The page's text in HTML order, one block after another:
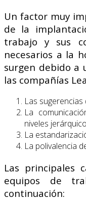
Un factor muy
de la
trabajo y sus
necesarios a la
surgen debido a
las compañías
Las
La
niveles
La
La polivalencia
Las principales
equipos de
continuación: